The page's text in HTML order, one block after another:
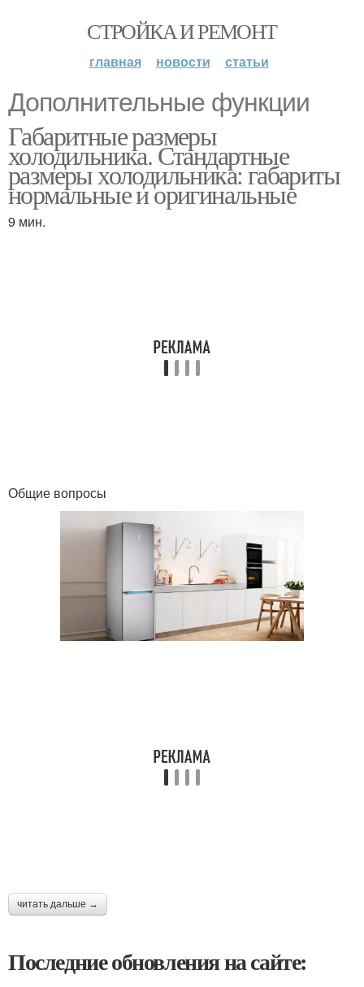
СТРОЙКА И РЕМОНТ
главная новости статьи
Дополнительные функции
Габаритные размеры
холодильника. Стандартные
размеры холодильника: габариты
нормальные и оригинальные
9 мин.
Общие вопросы
читать дальше →
Последние обновления на сайте: